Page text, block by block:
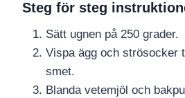
Steg för steg
Sätt ugnen på 250 grader.
Vispa ägg och strösocker
smet.
Blanda vetemjöl och